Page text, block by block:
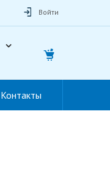
Войти
Контакты